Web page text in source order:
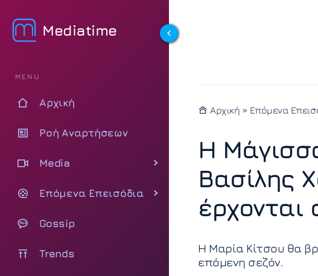
Mediatime
MENU
Αρχική
Ροή Αναρτήσεων
Media
Επόμενα Επεισόδια
Gossip
Trends
Αρχική » Επόμενα
Η
Βασίλης
έρχονται
Η Μαρία Κίτσου θα
επόμενη σεζόν.